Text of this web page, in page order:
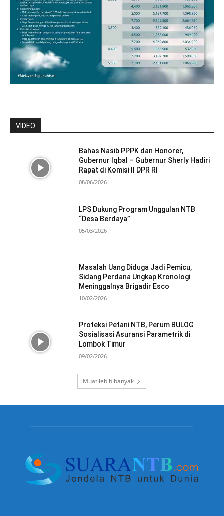
VIDEO
Bahas Nasib PPPK dan Honorer,
Gubernur Iqbal – Gubernur Sherly Hadiri
Rapat di Komisi II DPR RI
08/06/2026
LPS Dukung Program Unggulan NTB
“Desa Berdaya”
05/03/2026
Masalah Uang Diduga Jadi Pemicu,
Sidang Perdana Ungkap Kronologi
Meninggalnya Brigadir Esco
10/02/2026
Proteksi Petani NTB, Perum BULOG
Sosialisasi Asuransi Parametrik di
Lombok Timur
09/02/2026
Muat lebih banyak